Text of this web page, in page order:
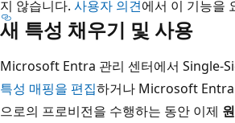
지 않습니다. 사용자 의견에서 이 기능을
새 특성 채우기 및 사용
Microsoft Entra 관리 센터에서 Single-
특성 매핑을 편집하거나 Microsoft
으로의 프로비전을 수행하는 동안 이제